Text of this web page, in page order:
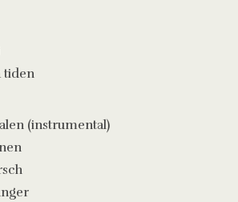
tiden
(instrumental)